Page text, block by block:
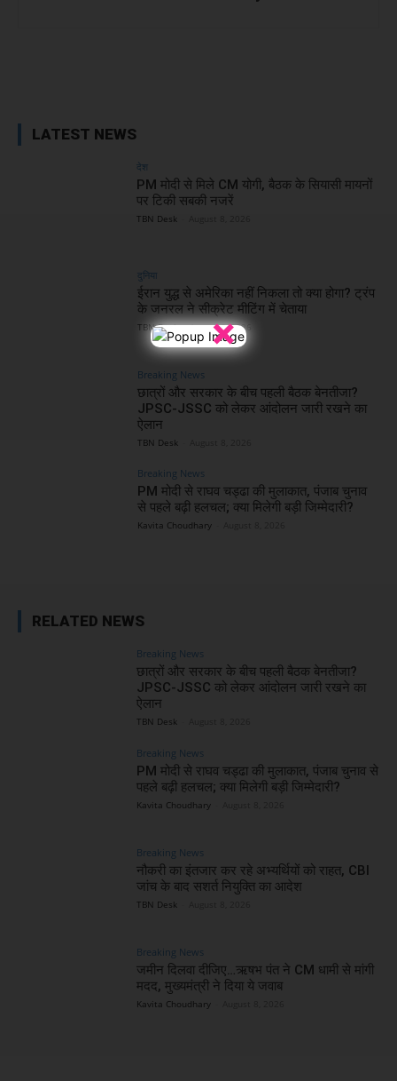
×
वंदे भारत ट्रेन के कर्मचारियों के साथ PM MODI
LATEST NEWS
देश
PM मोदी से मिले CM योगी, बैठक के सियासी मायनों
पर टिकी सबकी नजरें
TBN Desk
दुनिया
ईरान युद्ध से अमेरिका नहीं निकला तो क्या होगा? ट्रंप
के जनरल ने सीक्रेट मीटिंग में चेताया
TBN Desk - August 8, 2026
Breaking News
छात्रों और सरकार के बीच पहली बैठक बेनतीजा?
JPSC-JSSC को लेकर आंदोलन जारी रखने का
ऐलान
TBN Desk
Breaking News
PM मोदी से राघव चड्ढा की मुलाकात, पंजाब चुनाव
से पहले बढ़ी हलचल; क्या मिलेगी बड़ी जिम्मेदारी?
Kavita Choudhary
RELATED NEWS
Breaking News
छात्रों और सरकार के बीच पहली बैठक बेनतीजा?
JPSC-JSSC को लेकर आंदोलन जारी रखने का
ऐलान
TBN Desk
Breaking News
PM मोदी से राघव चड्ढा की मुलाकात, पंजाब चुनाव से
पहले बढ़ी हलचल; क्या मिलेगी बड़ी जिम्मेदारी?
Kavita Choudhary
Breaking News
नौकरी का इंतजार कर रहे अभ्यर्थियों को राहत, CBI
जांच के बाद सशर्त नियुक्ति का आदेश
TBN Desk
Breaking News
जमीन दिलवा दीजिए…ऋषभ पंत ने CM धामी से मांगी
मदद, मुख्यमंत्री ने दिया ये जवाब
Kavita Choudhary